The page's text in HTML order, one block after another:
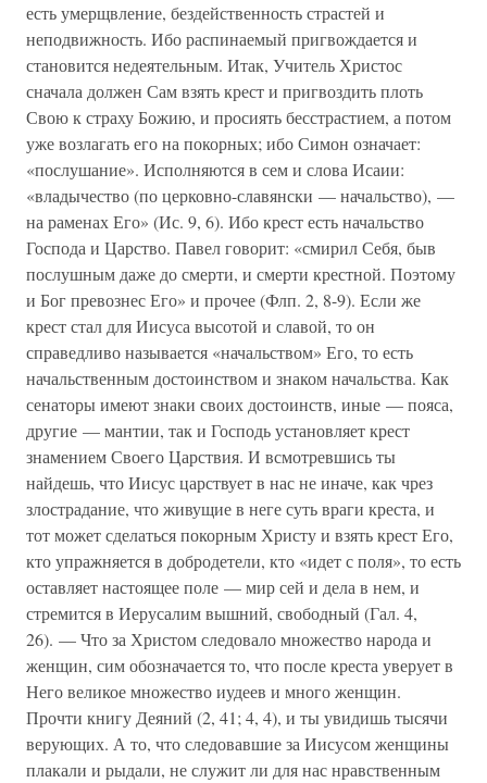
есть умерщвление, бездейственность страстей и
неподвижность. Ибо распинаемый пригвождается и
становится недеятельным. Итак, Учитель Христос
сначала должен Сам взять крест и пригвоздить плоть
Свою к страху Божию, и просиять бесстрастием, а потом
уже возлагать его на покорных; ибо Симон означает:
«послушание». Исполняются в сем и слова Исаии:
«владычество (по церковно-славянски — начальство), —
на раменах Его» (Ис. 9, 6). Ибо крест есть начальство
Господа и Царство. Павел говорит: «смирил Себя, быв
послушным даже до смерти, и смерти крестной. Поэтому
и Бог превознес Его» и прочее (Флп. 2, 8-9). Если же
крест стал для Иисуса высотой и славой, то он
справедливо называется «начальством» Его, то есть
начальственным достоинством и знаком начальства. Как
сенаторы имеют знаки своих достоинств, иные — пояса,
другие — мантии, так и Господь установляет крест
знамением Своего Царствия. И всмотревшись ты
найдешь, что Иисус царствует в нас не иначе, как чрез
злострадание, что живущие в неге суть враги креста, и
тот может сделаться покорным Христу и взять крест Его,
кто упражняется в добродетели, кто «идет с поля», то есть
оставляет настоящее поле — мир сей и дела в нем, и
стремится в Иерусалим вышний, свободный (Гал. 4,
26). — Что за Христом следовало множество народа и
женщин, сим обозначается то, что после креста уверует в
Него великое множество иудеев и много женщин.
Прочти книгу Деяний (2, 41; 4, 4), и ты увидишь тысячи
верующих. А то, что следовавшие за Иисусом женщины
плакали и рыдали, не служит ли для нас нравственным